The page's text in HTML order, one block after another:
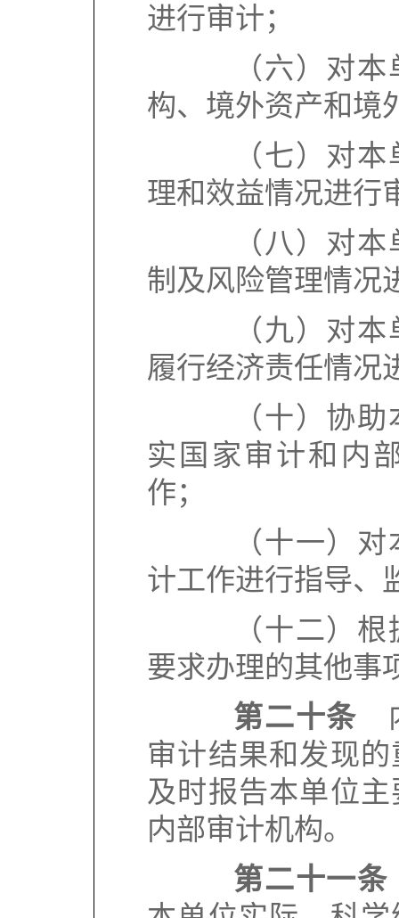
进行审计；
（六）对本
构、境外资产和境
（七）对本
理和效益情况进行
（八）对本
制及风险管理情况
（九）对本
履行经济责任情况
（十）协助
实国家审计和内
作；
（十一）对
计工作进行指导、
（十二）根
要求办理的其他事
第二十条
审计结果和发现
及时报告本单位
内部审计机构。
第二十一条